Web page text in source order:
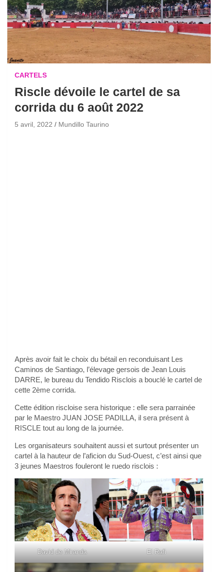
CARTELS
Riscle dévoile le cartel de sa
corrida du 6 août 2022
5 avril, 2022 Mundillo Taurino
Après avoir fait le choix du bétail en reconduisant Les
Caminos de Santiago, l’élevage gersois de Jean Louis
DARRE, le bureau du Tendido Risclois a bouclé le cartel de
cette 2ème corrida.
Cette édition riscloise sera historique : elle sera parrainée
par le Maestro JUAN JOSE PADILLA, il sera présent à
RISCLE tout au long de la journée.
Les organisateurs souhaitent aussi et surtout présenter un
cartel à la hauteur de l’aficion du Sud-Ouest, c’est ainsi que
3 jeunes Maestros fouleront le ruedo risclois :
David de Miranda El Rafi